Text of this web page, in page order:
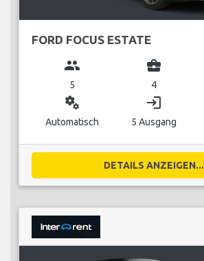
FORD FOCUS ESTATE
group
5
business_center
4
miscellaneous_services
Automatisch
login
5 Ausgang
DETAILS ANZEIGEN...